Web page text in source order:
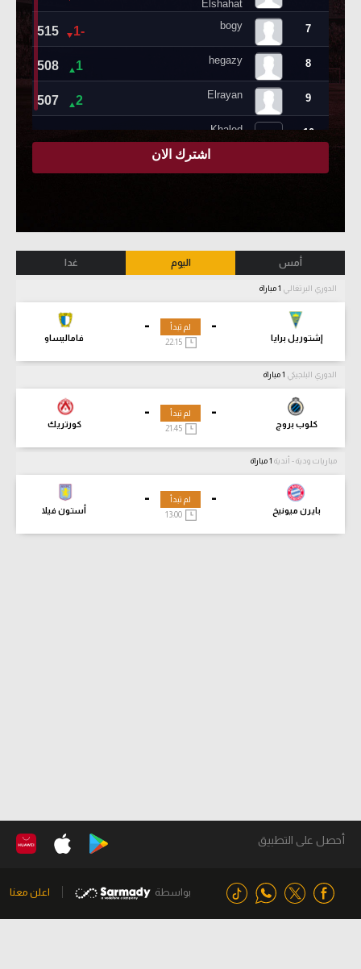
أمس اليوم غدا
الدوري البرتغالي
-
إشتوريل برايا
-
فاماليساو
لم تبدأ
22:15
الدوري البلجيكي
-
كلوب بروج
-
كورتريك
لم تبدأ
21:45
مباريات ودية - أندية
-
بايرن ميونيخ
-
أستون فيلا
لم تبدأ
13:00
أحصل على التطبيق
بواسطة اعلن معنا